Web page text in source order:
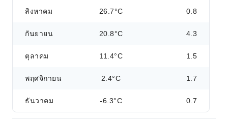
สิงหาคม 26.7°C 0.8
กันยายน 20.8°C 4.3
ตุลาคม 11.4°C 1.5
พฤศจิกายน 2.4°C 1.7
ธันวาคม -6.3°C 0.7